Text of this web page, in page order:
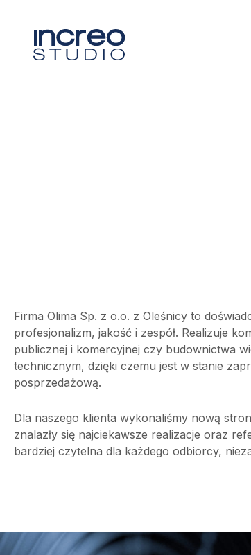
Firma Olima Sp. z o.o. z Oleśnicy to
profesjonalizm, jakość i zespół. Realizuje
publicznej i komercyjnej czy budownictwa
technicznym, dzięki czemu jest w stanie
posprzedażową.
Dla naszego klienta wykonaliśmy nową
znalazły się najciekawsze realizacje oraz
bardziej czytelna dla każdego odbiorcy,